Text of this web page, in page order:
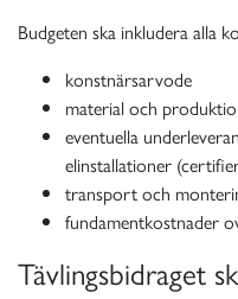
Budgeten ska inkludera alla
konstnärsarvode
material och
eventuella
elinstallationer
transport och
fundamentkostnader
Tävlingsbidraget